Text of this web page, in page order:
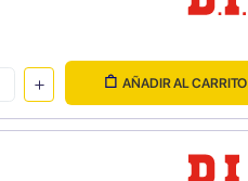
AÑADIR AL CARRITO